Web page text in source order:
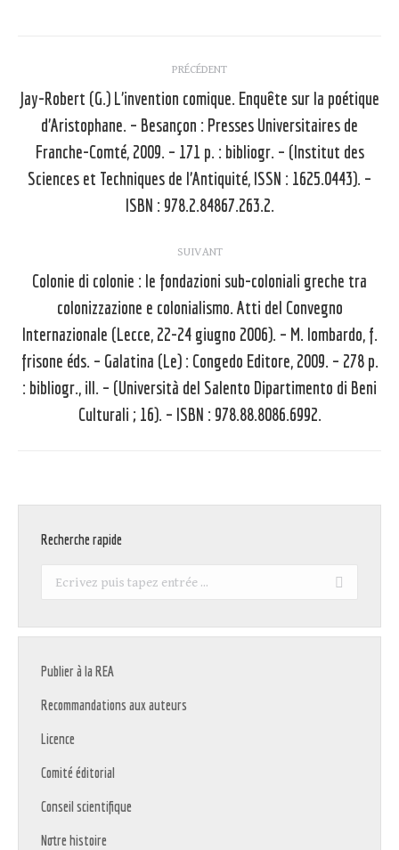
article
PRÉCÉDENT
Article
précédent
:
Jay-Robert (G.) L’invention comique. Enquête sur la poétique
d’Aristophane. – Besançon : Presses Universitaires de
Franche-Comté, 2009. – 171 p. : bibliogr. – (Institut des
Sciences et Techniques de l’Antiquité, ISSN : 1625.0443). –
ISBN : 978.2.84867.263.2.
SUIVANT
Article
suivant
:
Colonie di colonie : le fondazioni sub-coloniali greche tra
colonizzazione e colonialismo. Atti del Convegno
Internazionale (Lecce, 22-24 giugno 2006). – M. lombardo, f.
frisone éds. – Galatina (Le) : Congedo Editore, 2009. – 278 p.
: bibliogr., ill. – (Università del Salento Dipartimento di Beni
Culturali ; 16). – ISBN : 978.88.8086.6992.
Recherche rapide
Recherche
Publier à la REA
Recommandations aux auteurs
Licence
Comité éditorial
Conseil scientifique
Notre histoire